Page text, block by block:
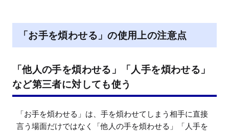
「お手を煩わせる」の使用上の注意点
「他人の手を煩わせる」「人手を煩わせる」
など第三者に対しても使う
「お手を煩わせる」は、手を煩わせてしまう相手に直接
言う場面だけではなく「他人の手を煩わせる」「人手を